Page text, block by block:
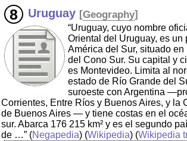
Uruguay [Geography]
“Uruguay, cuyo nombre
Oriental del Uruguay, es un
América del Sur, situado en
del Cono Sur. Su capital y
es Montevideo. Limita al
estado de Río Grande del
suroeste con Argentina
Corrientes, Entre Ríos y Buenos Aires, y la
de Buenos Aires — y tiene costas en el
sur. Abarca 176 215 km² y es el segundo
de …” (Negapedia) (Wikipedia) (Wikipedia